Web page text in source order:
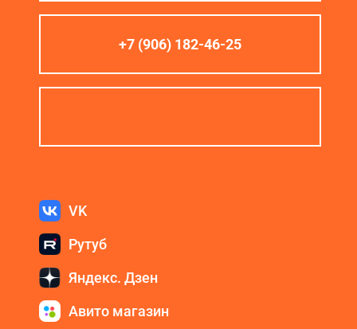
+7 (906) 182-46-25
VK
Рутуб
Яндекс. Дзен
Авито магазин